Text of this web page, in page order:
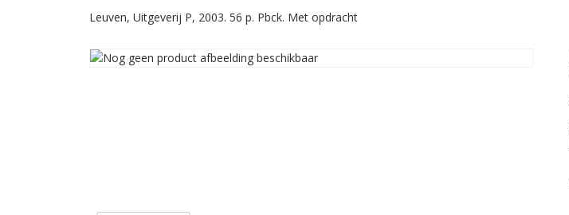
Leuven, Uitgeverij P, 2003. 56 p. Pbck. Met opdracht